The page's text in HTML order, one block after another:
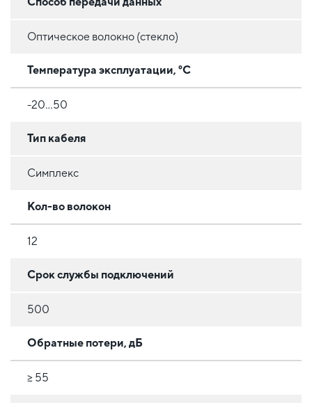
Оптическое волокно (стекло)
Температура эксплуатации, °C
-20...50
Тип кабеля
Симплекс
Кол-во волокон
12
Срок службы подключений
500
Обратные потери, дБ
≥ 55